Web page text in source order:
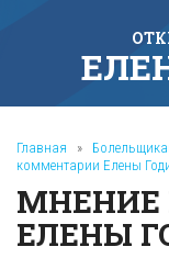
Главная »
комментарии Елены
МНЕНИЕ
ЕЛЕНЫ